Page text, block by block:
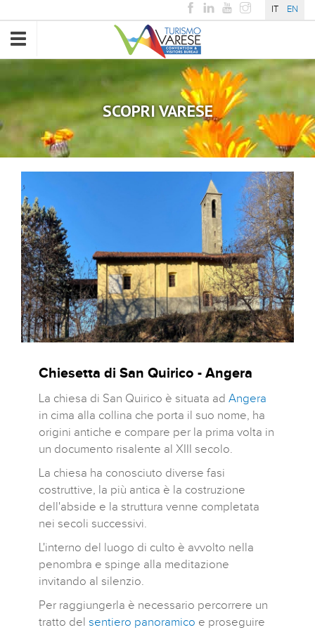
IT EN
Toggle
navigation
SCOPRI VARESE
Chiesetta di San Quirico - Angera
La chiesa di San Quirico è situata ad Angera
in cima alla collina che porta il suo nome, ha
origini antiche e compare per la prima volta in
un documento risalente al XIII secolo.
La chiesa ha conosciuto diverse fasi
costruttive, la più antica è la costruzione
dell'abside e la struttura venne completata
nei secoli successivi.
L'interno del luogo di culto è avvolto nella
penombra e spinge alla meditazione
invitando al silenzio.
Per raggiungerla è necessario percorrere un
tratto del sentiero panoramico e proseguire